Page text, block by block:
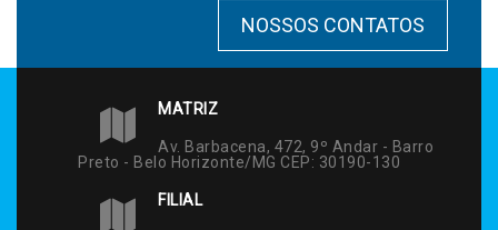
NOSSOS CONTATOS
MATRIZ
Av. Barbacena, 472, 9º Andar - Barro
Preto - Belo Horizonte/MG CEP: 30190-130
FILIAL